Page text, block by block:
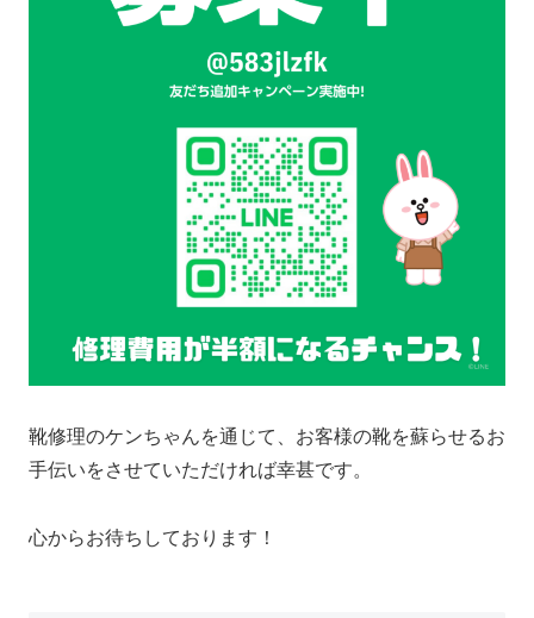
靴修理のケンちゃんを通じて、お客様の靴を蘇らせるお
手伝いをさせていただければ幸甚です。
心からお待ちしております！